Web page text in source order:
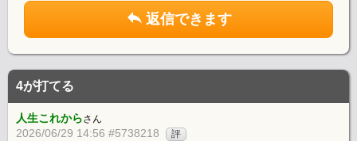
返信できます
4が打てる
人生これからさん
2026/06/29 14:56 #5738218 評